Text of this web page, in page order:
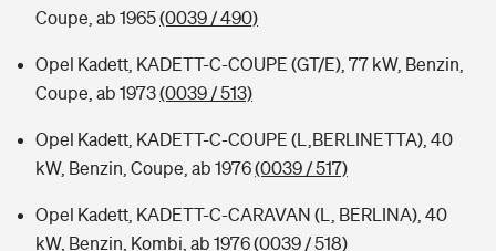
Coupe, ab 1965(0039 / 490)
Opel Kadett, KADETT-C-COUPE (GT/E), 77 kW, Benzin,
Coupe, ab 1973(0039 / 513)
Opel Kadett, KADETT-C-COUPE (L,BERLINETTA), 40
kW, Benzin, Coupe, ab 1976(0039 / 517)
Opel Kadett, KADETT-C-CARAVAN (L, BERLINA), 40
kW, Benzin, Kombi, ab 1976(0039 / 518)